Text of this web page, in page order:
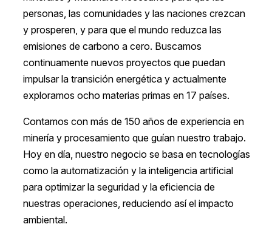
personas, las comunidades y las naciones crezcan
y prosperen, y para que el mundo reduzca las
emisiones de carbono a cero. Buscamos
continuamente nuevos proyectos que puedan
impulsar la transición energética y actualmente
exploramos ocho materias primas en 17 países.
Contamos con más de 150 años de experiencia en
minería y procesamiento que guían nuestro trabajo.
Hoy en día, nuestro negocio se basa en tecnologías
como la automatización y la inteligencia artificial
para optimizar la seguridad y la eficiencia de
nuestras operaciones, reduciendo así el impacto
ambiental.